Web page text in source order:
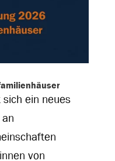
ein neues
von